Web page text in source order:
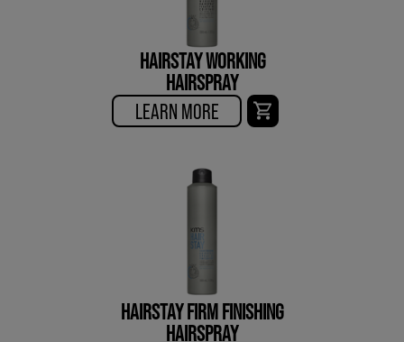
HAIRSTAY WORKING
HAIRSPRAY
LEARN MORE
HAIRSTAY FIRM FINISHING
HAIRSPRAY